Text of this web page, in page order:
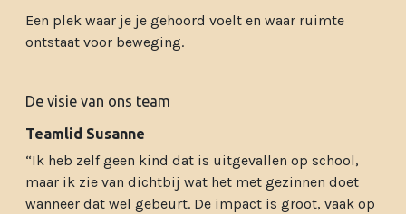
Een plek waar je je gehoord voelt en waar ruimte
ontstaat voor beweging.
De visie van ons team
Teamlid Susanne
“Ik heb zelf geen kind dat is uitgevallen op school,
maar ik zie van dichtbij wat het met gezinnen doet
wanneer dat wel gebeurt. De impact is groot, vaak op